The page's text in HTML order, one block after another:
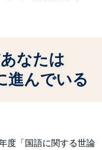
なたは
進んでいる
度「国語に関する世論